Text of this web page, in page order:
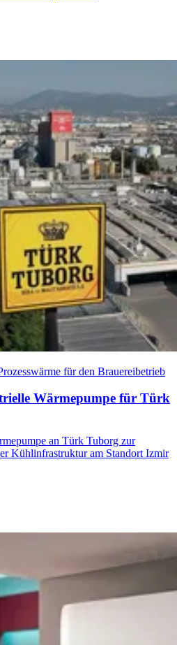
für den Brauereibetrieb
Wärmepumpe für Türk
an Türk Tuborg zur
Kühlinfrastruktur am Standort Izmir